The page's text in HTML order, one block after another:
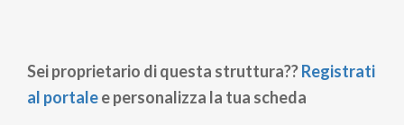
Sei proprietario di questa struttura??Registrati
al portalee personalizza la tua scheda